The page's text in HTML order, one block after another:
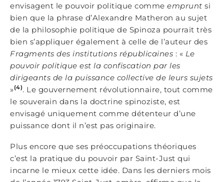
envisagent le pouvoir politique comme emprunt si
bien que la phrase d’Alexandre Matheron au sujet
de la philosophie politique de Spinoza pourrait très
bien s’appliquer également à celle de l’auteur des
Fragments des institutions républicaines : « Le
pouvoir politique est la confiscation par les
dirigeants de la puissance collective de leurs sujets
»(4). Le gouvernement révolutionnaire, tout comme
le souverain dans la doctrine spinoziste, est
envisagé uniquement comme détenteur d’une
puissance dont il n’est pas originaire.
Plus encore que ses préoccupations théoriques
c’est la pratique du pouvoir par Saint-Just qui
incarne le mieux cette idée. Dans les derniers mois